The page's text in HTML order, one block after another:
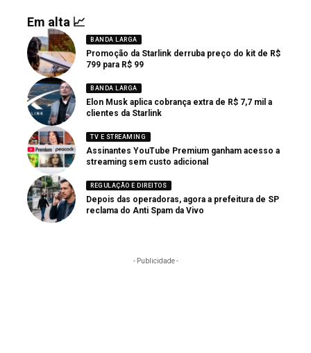
Em alta 📈
BANDA LARGA
Promoção da Starlink derruba preço do kit de R$
799 para R$ 99
BANDA LARGA
Elon Musk aplica cobrança extra de R$ 7,7 mil a
clientes da Starlink
TV E STREAMING
Assinantes YouTube Premium ganham acesso a
streaming sem custo adicional
REGULAÇÃO E DIREITOS
Depois das operadoras, agora a prefeitura de SP
reclama do Anti Spam da Vivo
- Publicidade -